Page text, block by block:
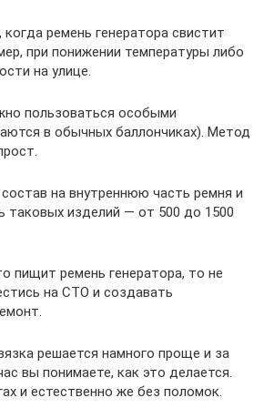
ремень генератора свистит
при понижении температуры либо
на улице.
пользоваться особыми
в обычных баллончиках). Метод
на внутреннюю часть ремня и
таковых изделий — от 500 до 1500
пищит ремень генератора, то не
на СТО и создавать
решается намного проще и за
вы понимаете, как это делается.
и естественно же без поломок.